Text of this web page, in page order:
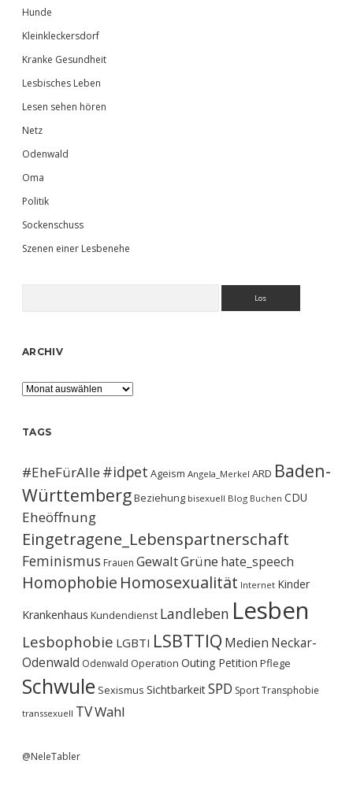
Hunde
Kleinkleckersdorf
Kranke Gesundheit
Lesbisches Leben
Lesen sehen hören
Netz
Odenwald
Oma
Politik
Sockenschuss
Szenen einer Lesbenehe
ARCHIV
Archiv
TAGS
#EheFürAlle#idpet Ageism Angela_Merkel ARD Baden-
WürttembergBeziehung bisexuell Blog Buchen CDU
Eheöffnung
Eingetragene_Lebenspartnerschaft
Feminismus Frauen GewaltGrüne hate_speech
Homophobie Homosexualität Internet Kinder
Krankenhaus Kundendienst Landleben Lesben
Lesbophobie LGBTI LSBTTIQ Medien Neckar-
Odenwald Odenwald Operation Outing Petition Pflege
Schwule Sexismus SichtbarkeitSPD SportTransphobie
transsexuell TVWahl
@NeleTabler